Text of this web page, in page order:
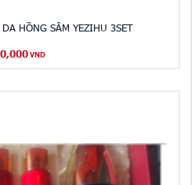
HỒNG SÂM YEZIHU 3SET
VND